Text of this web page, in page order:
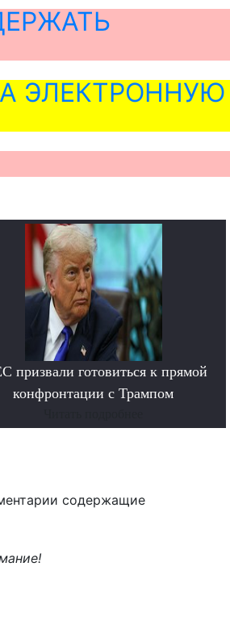
ЭЛЕКТРОННУЮ
призвали готовиться к прямой
конфронтации с Трампом
содержащие